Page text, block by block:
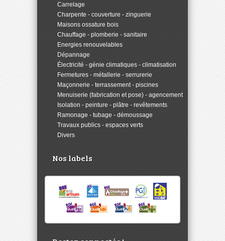
Carrelage
Charpente - couverture - zinguerie
Maisons ossature bois
Chauffage - plomberie - sanitaire
Energies renouvelables
Dépannage
Électricité - génie climatiques - climatisation
Fermetures - métallerie - serrurerie
Maçonnerie - terrassement - piscines
Menuiserie (fabrication et pose) - agencement
Isolation - peinture - plâtre - revêtements
Ramonage - tubage - démoussage
Travaux publics - espaces verts
Divers
Nos labels